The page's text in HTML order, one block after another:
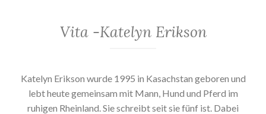
Vita -Katelyn Erikson
Katelyn Erikson wurde 1995 in Kasachstan geboren und
lebt heute gemeinsam mit Mann, Hund und Pferd im
ruhigen Rheinland. Sie schreibt seit sie fünf ist. Dabei